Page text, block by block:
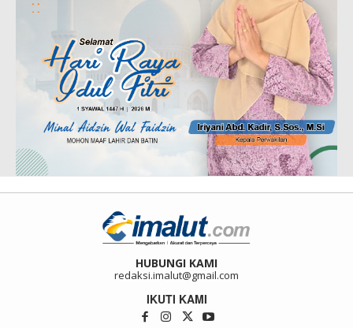
HUBUNGI KAMI
redaksi.imalut@gmail.com
IKUTI KAMI